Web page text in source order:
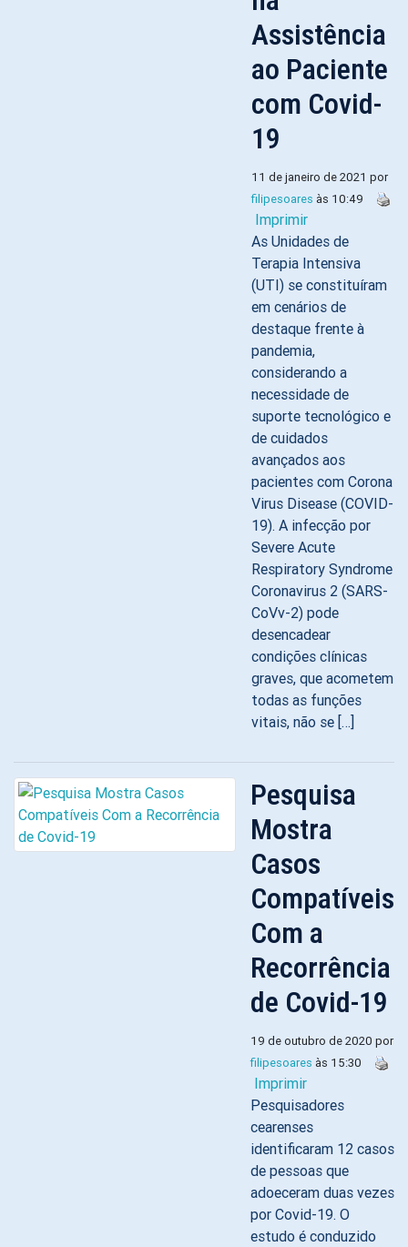
Assistência
ao Paciente
com Covid-
19
11 de janeiro de 2021 por
filipesoares às 10:49
Imprimir
As Unidades de
Terapia Intensiva
(UTI) se constituíram
em cenários de
destaque frente à
pandemia,
considerando a
necessidade de
suporte tecnológico e
de cuidados
avançados aos
pacientes com Corona
Virus Disease (COVID-
19). A infecção por
Severe Acute
Respiratory Syndrome
Coronavirus 2 (SARS-
CoVv-2) pode
desencadear
condições clínicas
graves, que acometem
todas as funções
vitais, não se […]
Pesquisa
Mostra
Casos
Compatíveis
Com a
Recorrência
de Covid-19
19 de outubro de 2020 por
filipesoares às 15:30
Imprimir
Pesquisadores
cearenses
identificaram 12 casos
de pessoas que
adoeceram duas vezes
por Covid-19. O
estudo é conduzido